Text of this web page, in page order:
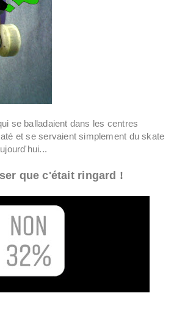
se balladaient dans les centres
et se servaient simplement du skate
que c'était ringard !